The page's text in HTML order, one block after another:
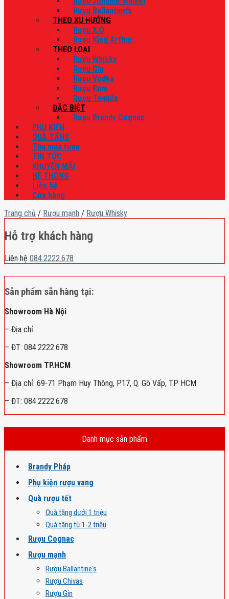
Rượu Ballantine’s
THEO XU HƯỚNG
Rượu X.O
Rượu King Arthur
THEO LOẠI
Rượu Whisky
Rượu Gin
Rượu Vodka
Rượu Rum
Rượu Tequila
ĐẶC BIỆT
Rượu Brandy Cognac
PHỤ KIỆN
QUÀ TẶNG
Thu mua rượu
TIN TỨC
KHUYẾN MÃI
HỆ THỐNG
Liên hệ
Cửa hàng
Trang chủ / Rượu mạnh / Rượu Whisky
Hỗ trợ khách hàng
Liên hệ 084.2222.678
Sản phẩm sẵn hàng tại:
Showroom Hà Nội
– Địa chỉ:
– ĐT: 084.2222.678
Showroom TP.HCM
– Địa chỉ: 69-71 Phạm Huy Thông, P.17, Q. Gò Vấp, TP HCM
– ĐT: 084.2222.678
Danh mục sản phẩm
Brandy Pháp
Phụ kiện rượu vang
Quà rượu tết
Quà tặng dưới 1 triệu
Quà tặng từ 1-2 triệu
Rượu Cognac
Rượu mạnh
Rượu Ballantine's
Rượu Chivas
Rượu Gin